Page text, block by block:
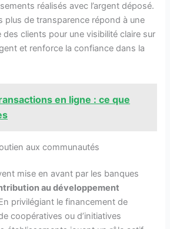
réalisés avec l’argent déposé.
plus de transparence répond à une
clients pour une visibilité claire sur
et renforce la confiance dans la
en ligne : ce que
aux communautés
mise en avant par les banques
au développement
privilégiant le financement de
coopératives ou d’initiatives